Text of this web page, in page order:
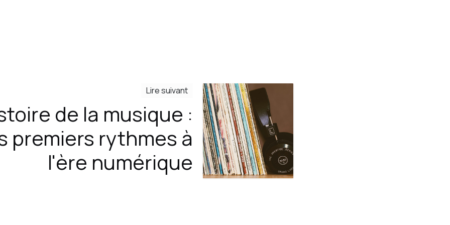
Lire suivant
de la musique :
premiers rythmes à
l'ère numérique